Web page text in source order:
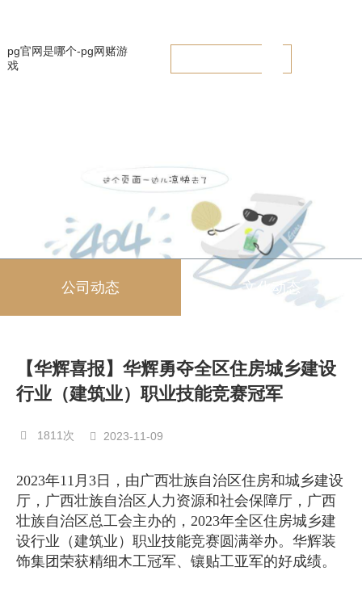
pg官网是哪个-pg网赌游
戏
公司动态 文化动态
【华辉喜报】华辉勇夺全区住房城乡建设
行业（建筑业）职业技能竞赛冠军
1811次 2023-11-09
2023年11月3日，由广西壮族自治区住房和城乡建设
厅，广西壮族自治区人力资源和社会保障厅，广西
壮族自治区总工会主办的，2023年全区住房城乡建
设行业（建筑业）职业技能竞赛圆满举办。华辉装
饰集团荣获精细木工冠军、镶贴工亚军的好成绩。